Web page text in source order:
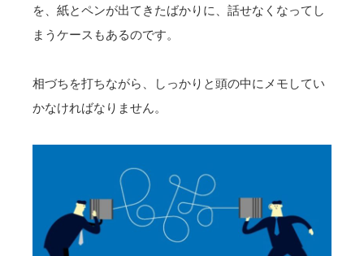
を、紙とペンが出てきたばかりに、話せなくなってし
まうケースもあるのです。
相づちを打ちながら、しっかりと頭の中にメモしてい
かなければなりません。